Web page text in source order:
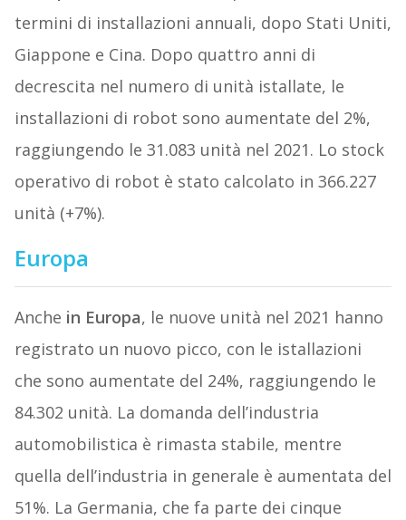
termini di installazioni annuali, dopo Stati Uniti,
Giappone e Cina. Dopo quattro anni di
decrescita nel numero di unità istallate, le
installazioni di robot sono aumentate del 2%,
raggiungendo le 31.083 unità nel 2021. Lo stock
operativo di robot è stato calcolato in 366.227
unità (+7%).
Europa
Anche in Europa, le nuove unità nel 2021 hanno
registrato un nuovo picco, con le istallazioni
che sono aumentate del 24%, raggiungendo le
84.302 unità. La domanda dell’industria
automobilistica è rimasta stabile, mentre
quella dell’industria in generale è aumentata del
51%. La Germania, che fa parte dei cinque